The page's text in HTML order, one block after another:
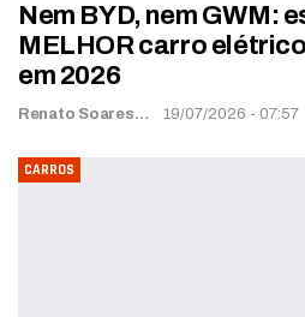
Nem BYD, nem GWM:
MELHOR carro
em 2026
Renato Soares 19/07/2026 - 07:57
CARROS